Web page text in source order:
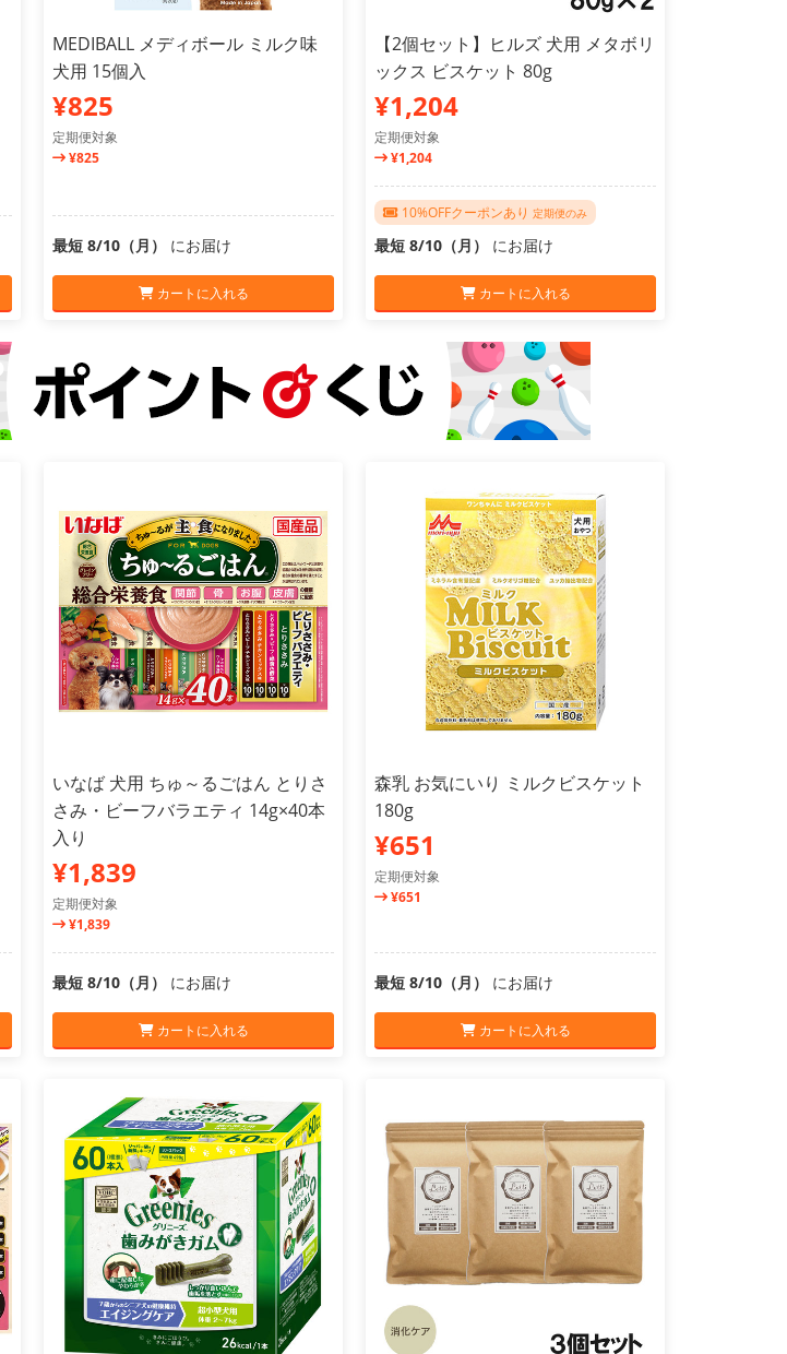
MEDIBALL メディボール ミルク味
犬用 15個入
¥825
定期便対象
¥825
最短 8/10（月） にお届け
カートに入れる
【2個セット】ヒルズ 犬用 メタボリ
ックス ビスケット 80g
¥1,204
定期便対象
¥1,204
10%OFFクーポンあり 定期便のみ
最短 8/10（月） にお届け
カートに入れる
いなば 犬用 ちゅ～るごはん とりさ
さみ・ビーフバラエティ 14g×40本
入り
¥1,839
定期便対象
¥1,839
最短 8/10（月） にお届け
カートに入れる
森乳 お気にいり ミルクビスケット
180g
¥651
定期便対象
¥651
最短 8/10（月） にお届け
カートに入れる